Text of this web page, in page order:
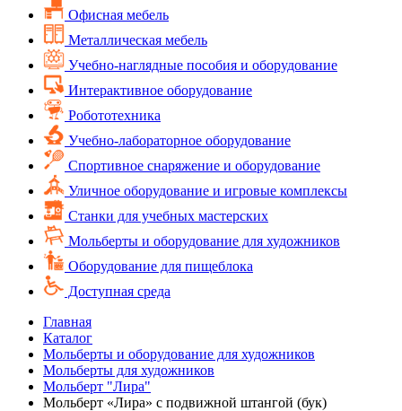
Офисная мебель
Металлическая мебель
Учебно-наглядные пособия и оборудование
Интерактивное оборудование
Робототехника
Учебно-лабораторное оборудование
Спортивное снаряжение и оборудование
Уличное оборудование и игровые комплексы
Cтанки для учебных мастерских
Мольберты и оборудование для художников
Оборудование для пищеблока
Доступная среда
Главная
Каталог
Мольберты и оборудование для художников
Мольберты для художников
Мольберт "Лира"
Мольберт «Лира» с подвижной штангой (бук)